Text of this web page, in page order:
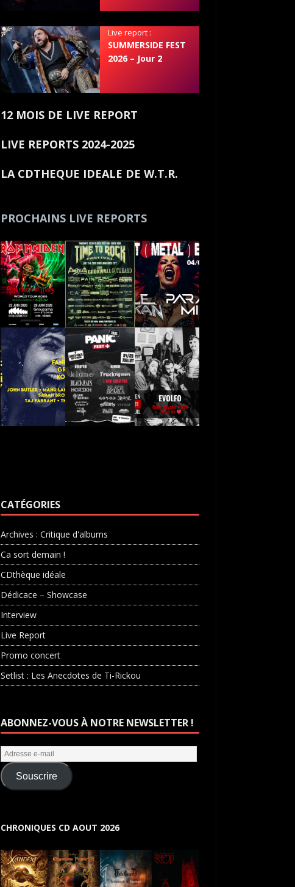
Live report :
SUMMERSIDE FEST
2026 – Jour 2
12 MOIS DE LIVE REPORT
LIVE REPORTS 2024-2025
LA CDTHEQUE IDEALE DE W.T.R.
PROCHAINS LIVE REPORTS
CATÉGORIES
Archives : Critique d'albums
Ca sort demain !
CDthèque idéale
Dédicace – Showcase
Interview
Live Report
Promo concert
Setlist : Les Anecdotes de Ti-Rickou
ABONNEZ-VOUS À NOTRE NEWSLETTER !
Souscrire
CHRONIQUES CD AOUT 2026